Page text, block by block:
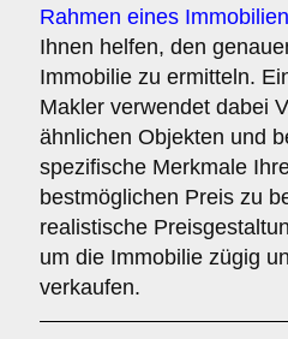
Rahmen eines
Ihnen helfen, den
Immobilie zu ermitteln.
Makler verwendet dabei
ähnlichen Objekten und
spezifische Merkmale
bestmöglichen Preis zu
realistische
um die Immobilie zügig
verkaufen.